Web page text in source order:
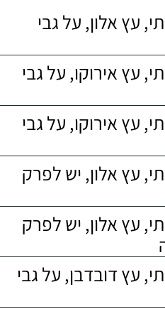
עץ אלון, על גבי
אירוקו, על גבי
אירוקו, על גבי
עץ אלון, יש לפרק
עץ אלון, יש לפרק
עץ דובדבן, על גבי